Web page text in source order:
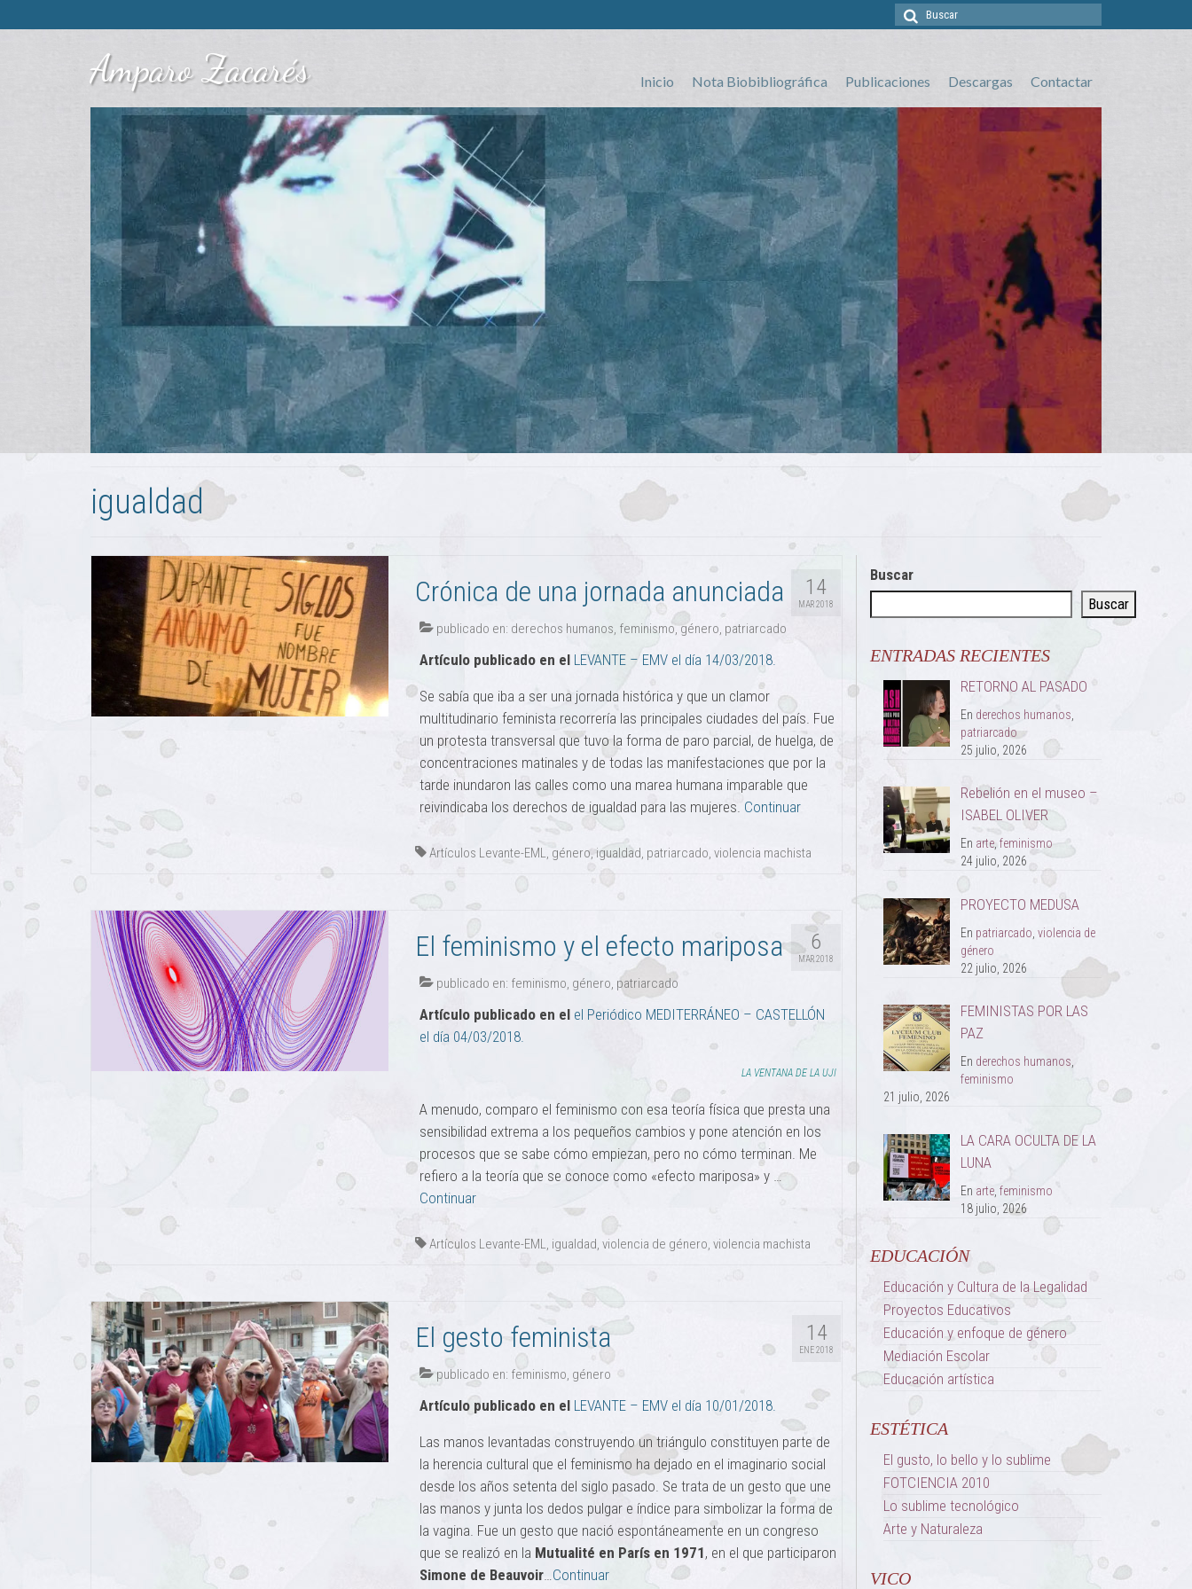
Buscar
Amparo Zacarés Inicio Nota Biobibliográfica Publicaciones Descargas Contactar
igualdad
14
MAR 2018
Crónica de una jornada anunciada
publicado en: derechos humanos, feminismo,género, patriarcado
Artículo publicado en el LEVANTE – EMV el día 14/03/2018.
Se sabía que iba a ser una jornada histórica y que un clamor
multitudinario feminista recorrería las principales ciudades del país. Fue
un protesta transversal que tuvo la forma de paro parcial, de huelga, de
concentraciones matinales y de todas las manifestaciones que por la
tarde inundaron las calles como una marea humana imparable que
reivindicaba los derechos de igualdad para las mujeres. Continuar
Artículos Levante-EML, género,igualdad, patriarcado, violencia machista
6
MAR 2018
El feminismo y el efecto mariposa
publicado en: feminismo, género, patriarcado
Artículo publicado en el el Periódico MEDITERRÁNEO – CASTELLÓN
el día 04/03/2018.
LA VENTANA DE LA UJI
A menudo, comparo el feminismo con esa teoría física que presta una
sensibilidad extrema a los pequeños cambios y pone atención en los
procesos que se sabe cómo empiezan, pero no cómo terminan. Me
refiero a la teoría que se conoce como «efecto mariposa» y …
Continuar
Artículos Levante-EML, igualdad, violencia de género, violencia machista
14
ENE 2018
El gesto feminista
publicado en: feminismo, género
Artículo publicado en el LEVANTE – EMV el día 10/01/2018.
Las manos levantadas construyendo un triángulo constituyen parte de
la herencia cultural que el feminismo ha dejado en el imaginario social
desde los años setenta del siglo pasado. Se trata de un gesto que une
las manos y junta los dedos pulgar e índice para simbolizar la forma de
la vagina. Fue un gesto que nació espontáneamente en un congreso
que se realizó en la Mutualité en París en 1971, en el que participaron
Simone de Beauvoir… Continuar
Buscar
Buscar
ENTRADAS RECIENTES
RETORNO AL PASADO
En derechos humanos
patriarcado
25 julio, 2026
Rebelión en el museo –
ISABEL OLIVER
En arte,feminismo
24 julio, 2026
PROYECTO MEDUSA
En patriarcado ,violencia de
género
22 julio, 2026
FEMINISTAS POR LAS
PAZ
En derechos humanos,
feminismo
21 julio, 2026
LA CARA OCULTA DE LA
LUNA
En arte ,feminismo
18 julio, 2026
EDUCACIÓN
Educación y Cultura de la Legalidad
Proyectos Educativos
Educación y enfoque de género
Mediación Escolar
Educación artística
ESTÉTICA
El gusto, lo bello y lo sublime
FOTCIENCIA 2010
Lo sublime tecnológico
Arte y Naturaleza
VICO